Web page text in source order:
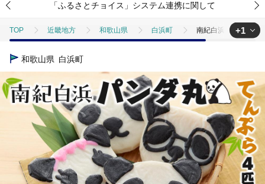
「ふるさとチョイス」システム連携に関して
TOP 近畿地方 和歌山県 白浜町 南紀白浜パンダ丸て
TOP
+1
和歌山県 白浜町